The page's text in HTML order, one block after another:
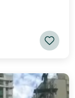
área de
de garagem.
próximo de
de venda: